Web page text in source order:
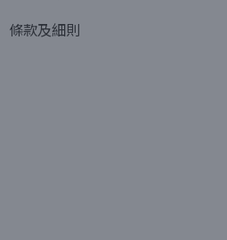
條款及細則